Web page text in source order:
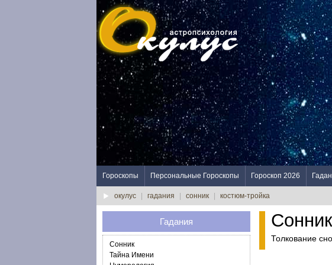
Гороскопы Персональные Гороскопы Гороскоп 2026
окулус гадания сонник костюм-тройка
Толкование
Гадания
Сонник
Тайна Имени